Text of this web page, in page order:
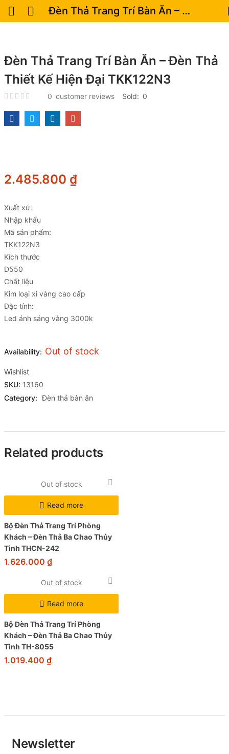
Đèn Thả Trang Trí Bàn Ăn – Đèn Thả Thiết Kế Hiện Đại TKK122N3
Đèn Thả Trang Trí Bàn Ăn – Đèn Thả
Thiết Kế Hiện Đại TKK122N3
0 customer reviews Sold: 0
2.485.800 ₫
Xuất xứ:
Nhập khẩu
Mã sản phẩm:
TKK122N3
Kích thước
D550
Chất liệu
Kim loại xi vàng cao cấp
Đặc tính:
Led ánh sáng vàng 3000k
Availability: Out of stock
Wishlist
SKU: 13160
Category: Đèn thả bàn ăn
Related products
Out of stock
Read more
Bộ Đèn Thả Trang Trí Phòng
Khách – Đèn Thả Ba Chao Thủy
Tinh THCN-242
1.626.000 ₫
Out of stock
Read more
Bộ Đèn Thả Trang Trí Phòng
Khách – Đèn Thả Ba Chao Thủy
Tinh TH-8055
1.019.400 ₫
Newsletter